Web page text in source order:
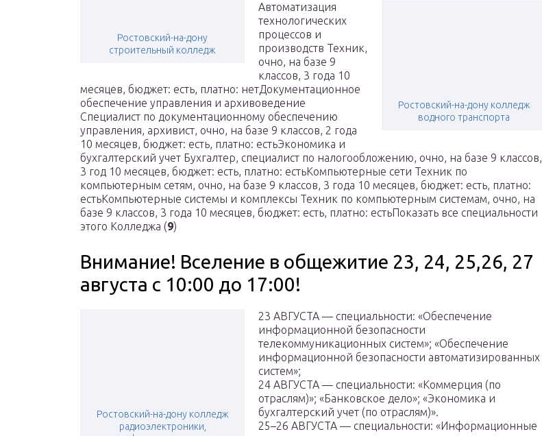
Ростовский-на-дону
строительный колледж
Ростовский-на-дону колледж
водного транспорта
Автоматизация
технологических
процессов и
производств Техник,
очно, на базе 9
классов, 3 года 10
месяцев, бюджет: есть, платно: нетДокументационное
обеспечение управления и архивоведение
Специалист по документационному обеспечению
управления, архивист, очно, на базе 9 классов, 2 года
10 месяцев, бюджет: есть, платно: естьЭкономика и
бухгалтерский учет Бухгалтер, специалист по налогообложению, очно, на базе 9 классов,
3 год 10 месяцев, бюджет: есть, платно: естьКомпьютерные сети Техник по
компьютерным сетям, очно, на базе 9 классов, 3 года 10 месяцев, бюджет: есть, платно:
естьКомпьютерные системы и комплексы Техник по компьютерным системам, очно, на
базе 9 классов, 3 года 10 месяцев, бюджет: есть, платно: естьПоказать все специальности
этого Колледжа (9)
Внимание! Вселение в общежитие 23, 24, 25,26, 27
августа с 10:00 до 17:00!
Ростовский-на-дону колледж
радиоэлектроники,
23 АВГУСТА — специальности: «Обеспечение
информационной безопасности
телекоммуникационных систем»; «Обеспечение
информационной безопасности автоматизированных
систем»;
24 АВГУСТА — специальности: «Коммерция (по
отраслям)»; «Банковское дело»; «Экономика и
бухгалтерский учет (по отраслям)».
25–26 АВГУСТА — специальности: «Информационные